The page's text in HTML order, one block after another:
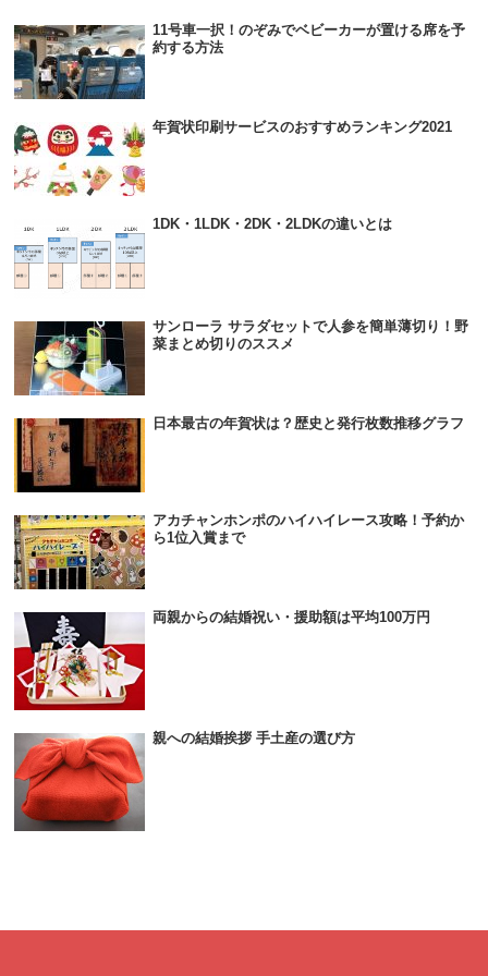
11号車一択！のぞみでベビーカーが置ける席を予
約する方法
年賀状印刷サービスのおすすめランキング2021
1DK・1LDK・2DK・2LDKの違いとは
サンローラ サラダセットで人参を簡単薄切り！野
菜まとめ切りのススメ
日本最古の年賀状は？歴史と発行枚数推移グラフ
アカチャンホンポのハイハイレース攻略！予約か
ら1位入賞まで
両親からの結婚祝い・援助額は平均100万円
親への結婚挨拶 手土産の選び方